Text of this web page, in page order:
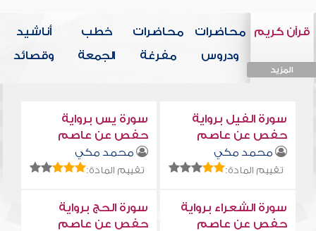
قرآن كريم
المزيد
محاضرات
ودروس
محاضرات
مفرغة
خطب
الجمعة
أناشيد
وقصائد
سورة الفيل برواية
حفص عن عاصم
محمد مكي
تقييم المادة:
سورة يس برواية
حفص عن عاصم
محمد مكي
تقييم المادة:
سورة الشعراء برواية
حفص عن عاصم
سورة الحج برواية
حفص عن عاصم